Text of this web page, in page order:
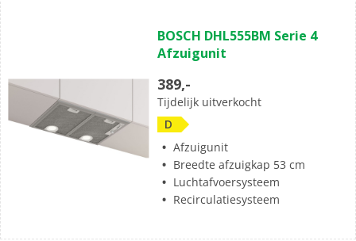
BOSCH DHL555BM Serie 4
Afzuigunit
389,-
Tijdelijk uitverkocht
D
Afzuigunit
Breedte afzuigkap 53 cm
Luchtafvoersysteem
Recirculatiesysteem